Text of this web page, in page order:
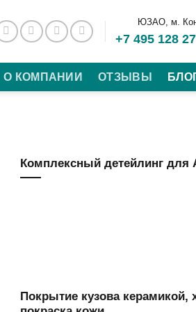
ЮЗАО, м.
+7 495 128
О КОМПАНИИ ОТЗЫВЫ
Комплексный детейлинг для
Покрытие кузова керамикой,